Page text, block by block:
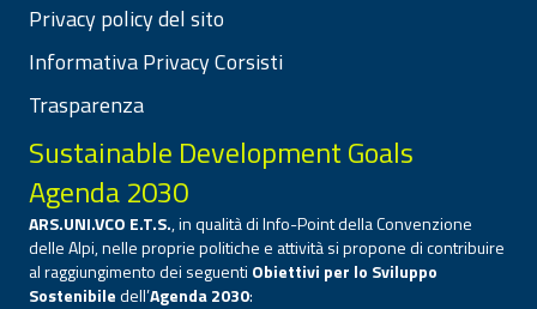
Privacy policy del sito
Informativa Privacy Corsisti
Trasparenza
Sustainable Development Goals
Agenda 2030
ARS.UNI.VCO E.T.S., in qualità di Info-Point della Convenzione
delle Alpi, nelle proprie politiche e attività si propone di contribuire
al raggiungimento dei seguenti Obiettivi per lo Sviluppo
Sostenibiledell’Agenda 2030: